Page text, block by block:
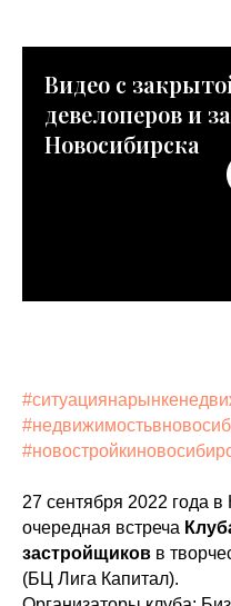
Видео с
девелоперов и
Новосибирска
27 сентября 2022 года
очередная встреча
застройщиков в
(БЦ Лига Капитал).